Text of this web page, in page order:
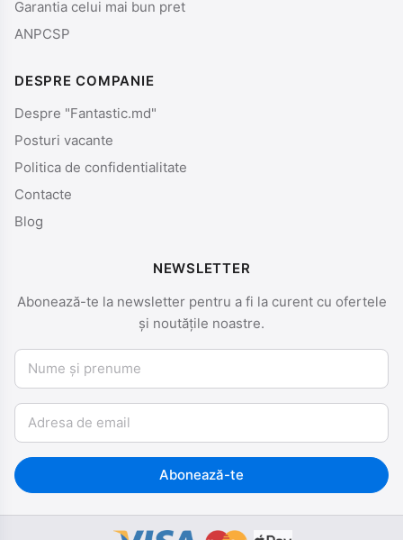
Garantia celui mai bun pret
ANPCSP
DESPRE COMPANIE
Despre "Fantastic.md"
Posturi vacante
Politica de confidentialitate
Contacte
Blog
NEWSLETTER
Abonează-te la newsletter pentru a fi la curent cu ofertele
și noutățile noastre.
Nume și prenume
Email
Abonează-te